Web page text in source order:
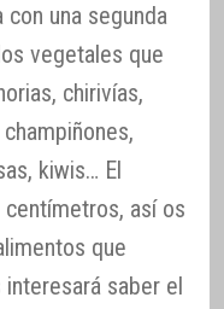
con una segunda
vegetales que
chirivías,
kiwis… El
así os
que
saber el